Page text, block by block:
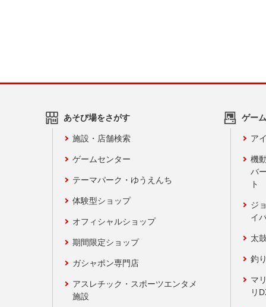
あそび場をさがす
施設・店舗検索
ゲームセンター
テーマパーク・ゆうえんち
体験型ショップ
オフィシャルショップ
期間限定ショップ
ガシャポン専門店
アスレチック・スポーツエンタメ
施設
ゲー
ア
機
バ
ト
ジ
イ
太
釣
マ
リ